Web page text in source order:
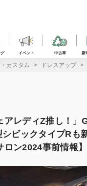
グ イベント 中古車 新
カスタム ドレスアップ
アレディZ推し！」
シビックタイプRも
ロン2024事前情報】